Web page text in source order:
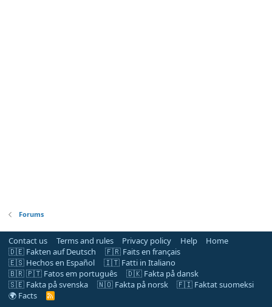
Forums
Contact us Terms and rules Privacy policy Help
Home
🇩🇪 Fakten auf Deutsch
🇫🇷 Faits en français
🇪🇸 Hechos en Español
🇮🇹 Fatti in Italiano
🇧🇷 🇵🇹 Fatos em português
🇩🇰 Fakta på dansk
🇸🇪 Fakta på svenska
🇳🇴 Fakta på norsk
🇫🇮 Faktat suomeksi
🌍 Facts
R